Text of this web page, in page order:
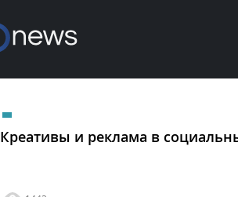
Креативы и реклама в